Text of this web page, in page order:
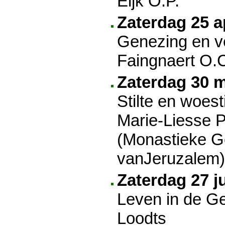
Zaterdag 25
Genezing en
Faingnaert
Zaterdag 30
Stilte en
Marie-Liesse
(Monastieke
vanJeruzalem)
Zaterdag 27
Leven in de
Loodts